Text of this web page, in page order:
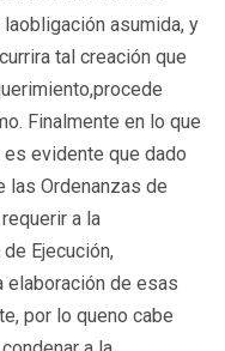
asumida, y
tal creación que
Finalmente en lo que
evidente que dado
las Ordenanzas de
a la
Ejecución,
elaboración de esas
por lo queno cabe